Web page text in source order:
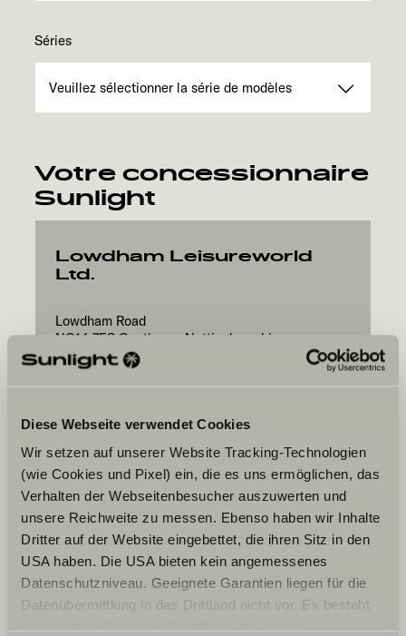
Diese Webseite verwendet Cookies
Wir setzen auf unserer Website Tracking-Technologien
(wie Cookies und Pixel) ein, die es uns ermöglichen, das
Verhalten der Webseitenbesucher auszuwerten und
unsere Reichweite zu messen. Ebenso haben wir Inhalte
Dritter auf der Website eingebettet, die ihren Sitz in den
USA haben. Die USA bieten kein angemessenes
Datenschutzniveau. Geeignete Garantien liegen für die
Datenübermittlung in das Drittland nicht vor. Es besteht
Séries
Votre concessionnaire
Sunlight
Lowdham Leisureworld
Ltd.
Lowdham Road
NG14 7ES Gunthorpe Nottinghamshire
Ta date souhaitée
Date